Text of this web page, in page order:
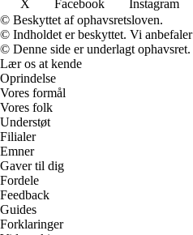
X
Facebook Instagram
© Beskyttet af ophavsretsloven.
© Indholdet er beskyttet. Vi
© Denne side er underlagt
Lær os at kende
Oprindelse
Vores formål
Vores folk
Understøt
Filialer
Emner
Gaver til dig
Fordele
Feedback
Guides
Forklaringer